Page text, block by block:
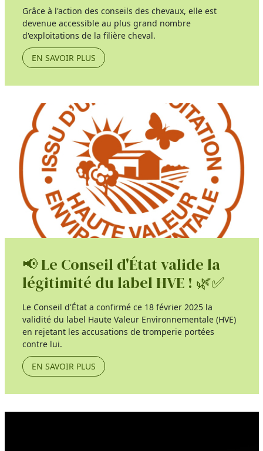
Grâce à l'action des conseils des chevaux, elle est
devenue accessible au plus grand nombre
d'exploitations de la filière cheval.
EN SAVOIR PLUS
📢 Le Conseil d'État valide la
légitimité du label HVE ! 🌿✅
Le Conseil d'État a confirmé ce 18 février 2025 la
validité du label Haute Valeur Environnementale (HVE)
en rejetant les accusations de tromperie portées
contre lui.
EN SAVOIR PLUS